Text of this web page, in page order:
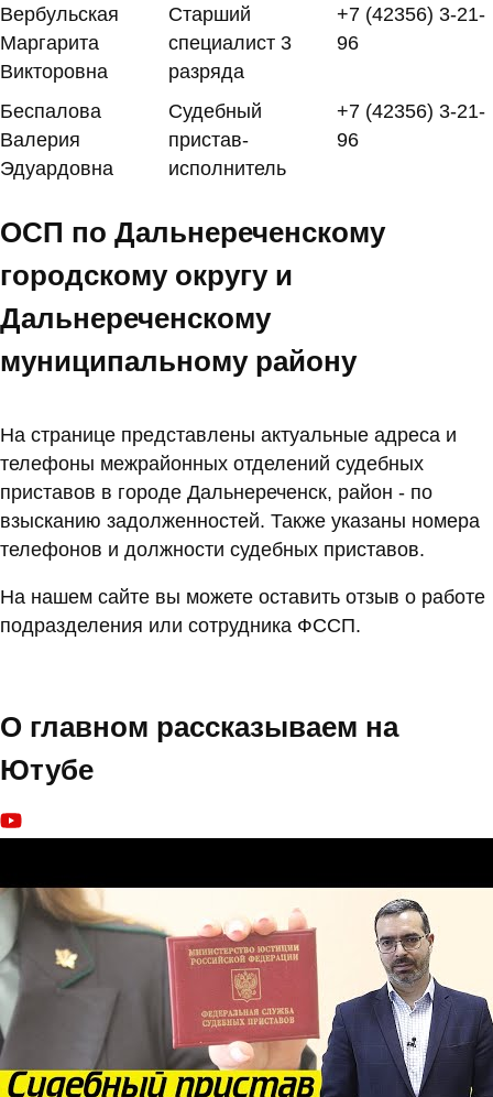
Вербульская
Маргарита
Викторовна
Старший
специалист 3
разряда
+7 (42356) 3-21-
96
Беспалова
Валерия
Эдуардовна
Судебный
пристав-
исполнитель
+7 (42356) 3-21-
96
ОСП по Дальнереченскому
городскому округу и
Дальнереченскому
муниципальному району
На странице представлены актуальные адреса и
телефоны межрайонных отделений судебных
приставов в городе Дальнереченск, район - по
взысканию задолженностей. Также указаны номера
телефонов и должности судебных приставов.
На нашем сайте вы можете оставить отзыв о работе
подразделения или сотрудника ФССП.
О главном рассказываем на
Ютубе